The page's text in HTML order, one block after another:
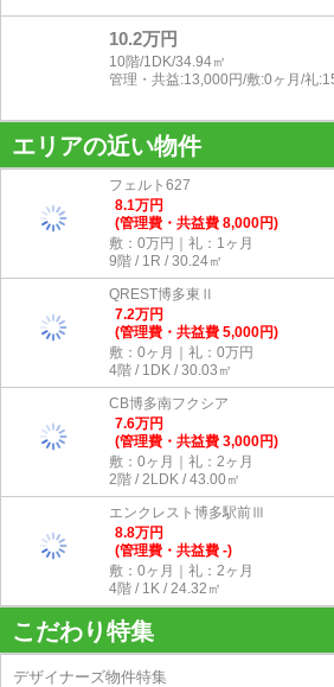
10.2万円
10階/1DK/34.94㎡
管理・共益:13,000円/敷:0ヶ月/礼
エリアの近い物件
フェルト627
8.1万円
(管理費・共益費 8,000円)
敷：0万円｜礼：1ヶ月
9階 / 1R / 30.24㎡
QREST博多東Ⅱ
7.2万円
(管理費・共益費 5,000円)
敷：0ヶ月｜礼：0万円
4階 / 1DK / 30.03㎡
CB博多南フクシア
7.6万円
(管理費・共益費 3,000円)
敷：0ヶ月｜礼：2ヶ月
2階 / 2LDK / 43.00㎡
エンクレスト博多駅前Ⅲ
8.8万円
(管理費・共益費 -)
敷：0ヶ月｜礼：2ヶ月
4階 / 1K / 24.32㎡
こだわり特集
デザイナーズ物件特集